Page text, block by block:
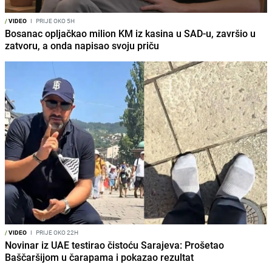
/VIDEO I PRIJE OKO 5H
Bosanac opljačkao milion KM iz kasina u SAD-u, završio u
zatvoru, a onda napisao svoju priču
/VIDEO I PRIJE OKO 22H
Novinar iz UAE testirao čistoću Sarajeva: Prošetao
Baščaršijom u čarapama i pokazao rezultat